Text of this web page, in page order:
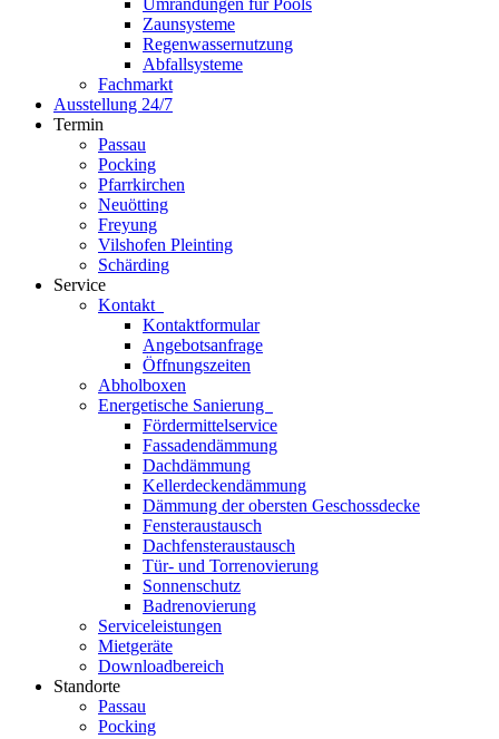
Zaunsysteme
Regenwassernutzung
Abfallsysteme
Fachmarkt
Ausstellung 24/7
Termin
Passau
Pocking
Pfarrkirchen
Neuötting
Freyung
Vilshofen Pleinting
Schärding
Service
Kontakt
Kontaktformular
Angebotsanfrage
Öffnungszeiten
Abholboxen
Energetische Sanierung
Fördermittelservice
Fassadendämmung
Dachdämmung
Kellerdeckendämmung
Dämmung der obersten Geschossdecke
Fensteraustausch
Dachfensteraustausch
Tür- und Torrenovierung
Sonnenschutz
Badrenovierung
Serviceleistungen
Mietgeräte
Downloadbereich
Standorte
Passau
Pocking